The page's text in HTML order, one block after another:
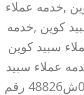
,خدمه عملاء
كوين ,خدمه
سبيد كوين
عملاء سبيد
كوين , رسبيد كوين 010999ش48826 رقم